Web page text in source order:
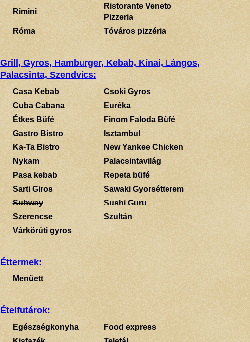
Rimini
Ristorante Veneto
Pizzeria
Róma
Tóváros pizzéria
Grill, Gyros, Hamburger, Kebab, Kínai, Lángos,
Palacsinta, Szendvics:
Casa Kebab
Csoki Gyros
Cuba Cabana
Euréka
Étkes Büfé
Finom Faloda Büfé
Gastro Bistro
Isztambul
Ka-Ta Bistro
New Yankee Chicken
Nykam
Palacsintavilág
Pasa kebab
Repeta büfé
Sarti Giros
Sawaki Gyorsétterem
Subway
Sushi Guru
Szerencse
Szultán
Várkörúti gyros
Éttermek:
Menüett
Ételfutárok:
Egészségkonyha
Food express